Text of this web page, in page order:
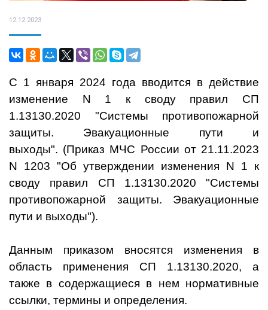
12.12.2023
С 1 января 2024 года вводится в действие
изменение N 1 к своду правил СП
1.13130.2020 "Системы противопожарной
защиты. Эвакуационные пути и
выходы". (Приказ МЧС России от 21.11.2023
N 1203 "Об утверждении изменения N 1 к
своду правил СП 1.13130.2020 "Системы
противопожарной защиты. Эвакуационные
пути и выходы").
Данным приказом вносятся изменения в
область применения СП 1.13130.2020, а
также в содержащиеся в нем нормативные
ссылки, термины и определения.